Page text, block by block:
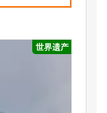
世界遗产